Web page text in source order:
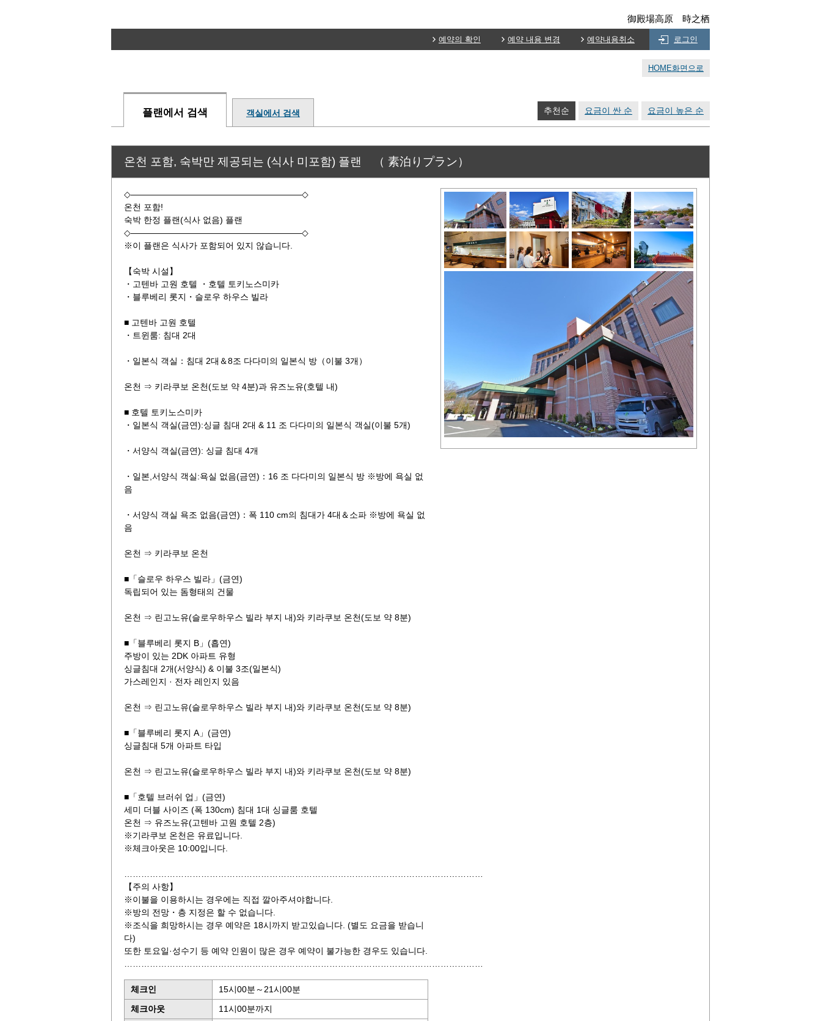
御殿場高原 時之栖
예약의 확인 예약 내용 변경 예약내용취소 로그인
HOME화면으로
플랜에서 검색 객실에서 검색 추천순 요금이 싼 순 요금이 높은 순
온천 포함, 숙박만 제공되는 (식사 미포함) 플랜 （ 素泊りプラン）
◇————————————————————◇
온천 포함!
숙박 한정 플랜(식사 없음) 플랜
◇————————————————————◇
※이 플랜은 식사가 포함되어 있지 않습니다.
【숙박 시설】
・고텐바 고원 호텔 ・호텔 토키노스미카
・블루베리 롯지・슬로우 하우스 빌라
■ 고텐바 고원 호텔
・트윈룸: 침대 2대
・일본식 객실：침대 2대＆8조 다다미의 일본식 방（이불 3개）
온천 ⇒ 키라쿠보 온천(도보 약 4분)과 유즈노유(호텔 내)
■ 호텔 토키노스미카
・일본식 객실(금연):싱글 침대 2대 & 11 조 다다미의 일본식 객실(이불 5개)
・서양식 객실(금연): 싱글 침대 4개
・일본,서양식 객실:욕실 없음(금연)：16 조 다다미의 일본식 방 ※방에 욕실 없
음
・서양식 객실 욕조 없음(금연)：폭 110 cm의 침대가 4대＆소파 ※방에 욕실 없
음
온천 ⇒ 키라쿠보 온천
■「슬로우 하우스 빌라」(금연)
독립되어 있는 돔형태의 건물
온천 ⇒ 린고노유(슬로우하우스 빌라 부지 내)와 키라쿠보 온천(도보 약 8분)
■「블루베리 롯지 B」(흡연)
주방이 있는 2DK 아파트 유형
싱글침대 2개(서양식) & 이불 3조(일본식)
가스레인지 · 전자 레인지 있음
온천 ⇒ 린고노유(슬로우하우스 빌라 부지 내)와 키라쿠보 온천(도보 약 8분)
■「블루베리 롯지 A」(금연)
싱글침대 5개 아파트 타입
온천 ⇒ 린고노유(슬로우하우스 빌라 부지 내)와 키라쿠보 온천(도보 약 8분)
■「호텔 브러쉬 업」(금연)
세미 더블 사이즈 (폭 130cm) 침대 1대 싱글룸 호텔
온천 ⇒ 유즈노유(고텐바 고원 호텔 2층)
※기라쿠보 온천은 유료입니다.
※체크아웃은 10:00입니다.
【주의 사항】
※이불을 이용하시는 경우에는 직접 깔아주셔야합니다.
※방의 전망・층 지정은 할 수 없습니다.
※조식을 희망하시는 경우 예약은 18시까지 받고있습니다. (별도 요금을 받습니
다)
또한 토요일·성수기 등 예약 인원이 많은 경우 예약이 불가능한 경우도 있습니다.
체크인
15시00분～21시00분
체크아웃
11시00분까지